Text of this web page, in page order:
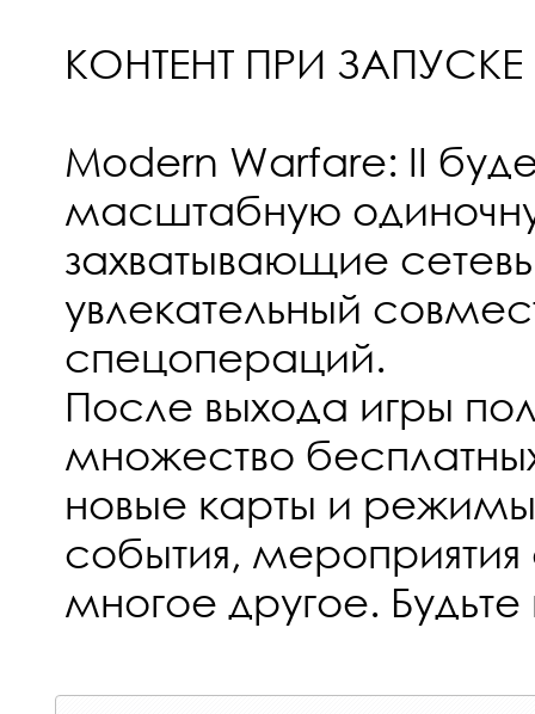
КОНТЕНТ ПРИ ЗАПУСКЕ
Modern Warfare: II
масштабную
захватывающие
увлекательный
спецопераций.
После выхода игры
множество
новые карты и
события,
многое другое. Будьте